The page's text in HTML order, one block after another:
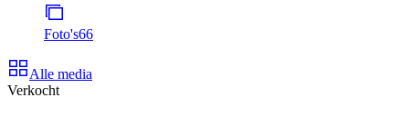
Foto's66
Alle media
Verkocht